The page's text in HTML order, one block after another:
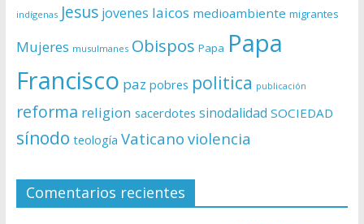
indígenas Jesus jovenes laicos medioambiente migrantes
Mujeres musulmanes Obispos Papa Papa
Francisco paz pobres politica publicación
reforma religion sacerdotes sinodalidad SOCIEDAD
sínodo teología Vaticano violencia
Comentarios recientes